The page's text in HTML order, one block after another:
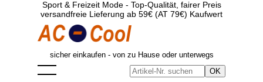
Sport & Freizeit Mode - Top-Qualität, fairer Preis
versandfreie Lieferung ab 59€ (AT 79€) Kaufwert
sicher einkaufen - von zu Hause oder unterwegs